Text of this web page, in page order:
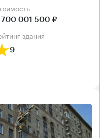
700 001 500 ₽
здания
9